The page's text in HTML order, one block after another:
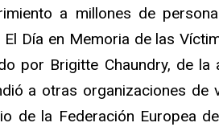
a millones de
Día en Memoria de las
por Brigitte Chaundry, de la
a otras organizaciones de
de la Federación Europea